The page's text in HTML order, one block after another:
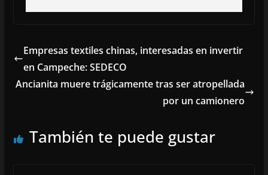
Empresas textiles chinas, interesadas en invertir
en Campeche: SEDECO
Ancianita muere trágicamente tras ser atropellada
por un camionero
También te puede gustar